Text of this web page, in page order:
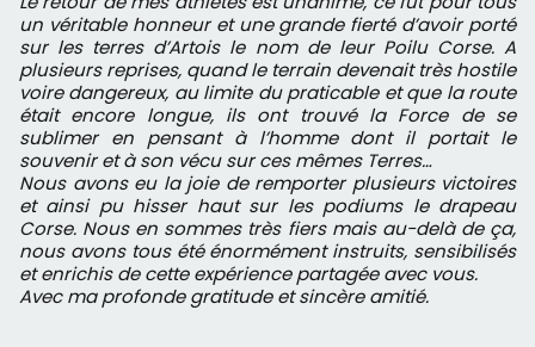
un véritable honneur et une grande fierté d’avoir porté
sur les terres d’Artois le nom de leur Poilu Corse. A
plusieurs reprises, quand le terrain devenait très hostile
voire dangereux, au limite du praticable et que la route
était encore longue, ils ont trouvé la Force de se
sublimer en pensant à l’homme dont il portait le
souvenir et à son vécu sur ces mêmes Terres…
Nous avons eu la joie de remporter plusieurs victoires
et ainsi pu hisser haut sur les podiums le drapeau
Corse. Nous en sommes très fiers mais au-delà de ça,
nous avons tous été énormément instruits, sensibilisés
et enrichis de cette expérience partagée avec vous.
Avec ma profonde gratitude et sincère amitié.